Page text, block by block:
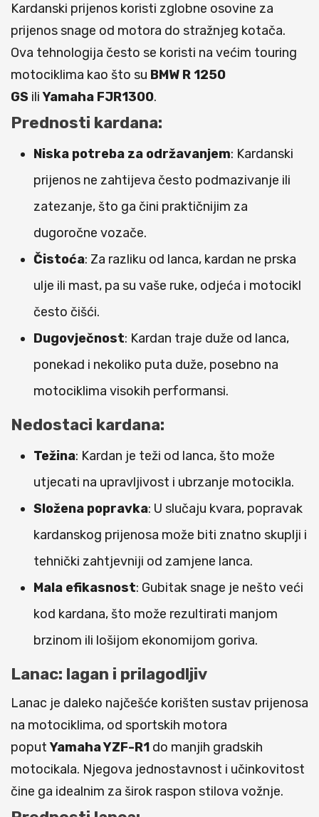
Kardanski prijenos koristi zglobne osovine za
prijenos snage od motora do stražnjeg kotača.
Ova tehnologija često se koristi na većim touring
motociklima kao što su BMW R 1250
GS iliYamaha FJR1300.
Prednosti kardana:
Niska potreba za održavanjem: Kardanski
prijenos ne zahtijeva često podmazivanje ili
zatezanje, što ga čini praktičnijim za
dugoročne vozače.
Čistoća: Za razliku od lanca, kardan ne prska
ulje ili mast, pa su vaše ruke, odjeća i motocikl
često čišći.
Dugovječnost: Kardan traje duže od lanca,
ponekad i nekoliko puta duže, posebno na
motociklima visokih performansi.
Nedostaci kardana:
Težina: Kardan je teži od lanca, što može
utjecati na upravljivost i ubrzanje motocikla.
Složena popravka: U slučaju kvara, popravak
kardanskog prijenosa može biti znatno skuplji i
tehnički zahtjevniji od zamjene lanca.
Mala efikasnost: Gubitak snage je nešto veći
kod kardana, što može rezultirati manjom
brzinom ili lošijom ekonomijom goriva.
Lanac: lagan i prilagodljiv
Lanac je daleko najčešće korišten sustav prijenosa
na motociklima, od sportskih motora
poputYamaha YZF-R1 do manjih gradskih
motocikala. Njegova jednostavnost i učinkovitost
čine ga idealnim za širok raspon stilova vožnje.